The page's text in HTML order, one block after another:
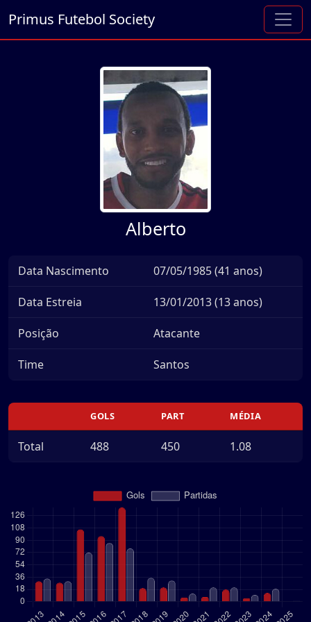
Primus Futebol Society
Alberto
Data Nascimento 07/05/1985 (41 anos)
Data Estreia 13/01/2013 (13 anos)
Posição Atacante
Time Santos
GOLS PART MÉDIA
Total 488 450 1.08